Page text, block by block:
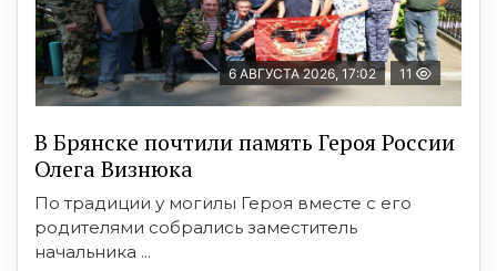
6 АВГУСТА 2026, 17:02 11
В Брянске почтили память Героя России
Олега Визнюка
По традиции у могилы Героя вместе с его
родителями собрались заместитель
начальника ...